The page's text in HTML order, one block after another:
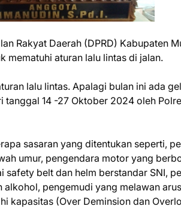
Rakyat Daerah (DPRD) Kabupaten
mematuhi aturan lalu lintas di jalan.
lalu lintas. Apalagi bulan ini ada
14 -27 Oktober 2024 oleh
sasaran yang ditentukan seperti,
umur, pengendara motor yang
belt dan helm berstandar SNI,
pengemudi yang melawan
kapasitas (Over Deminsion dan